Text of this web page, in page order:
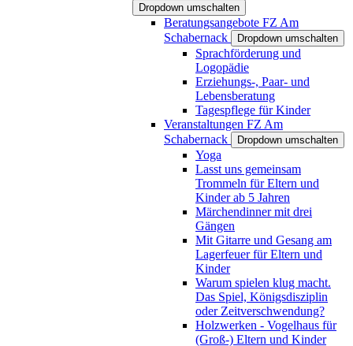
Dropdown umschalten
Beratungsangebote FZ Am
Schabernack
Dropdown umschalten
Sprachförderung und
Logopädie
Erziehungs-, Paar- und
Lebensberatung
Tagespflege für Kinder
Veranstaltungen FZ Am
Schabernack
Dropdown umschalten
Yoga
Lasst uns gemeinsam
Trommeln für Eltern und
Kinder ab 5 Jahren
Märchendinner mit drei
Gängen
Mit Gitarre und Gesang am
Lagerfeuer für Eltern und
Kinder
Warum spielen klug macht.
Das Spiel, Königsdisziplin
oder Zeitverschwendung?
Holzwerken - Vogelhaus für
(Groß-) Eltern und Kinder